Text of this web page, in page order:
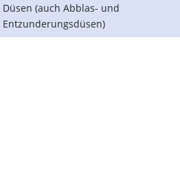
Düsen (auch Abblas- und
Entzunderungsdüsen)